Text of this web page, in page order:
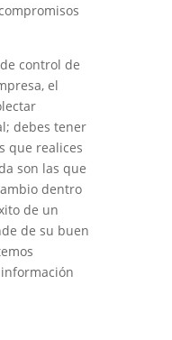
control de
el
debes tener
que realices
son las que
dentro
de un
de su buen